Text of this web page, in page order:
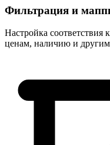
Фильтрация и
Настройка соответствия
ценам, наличию и